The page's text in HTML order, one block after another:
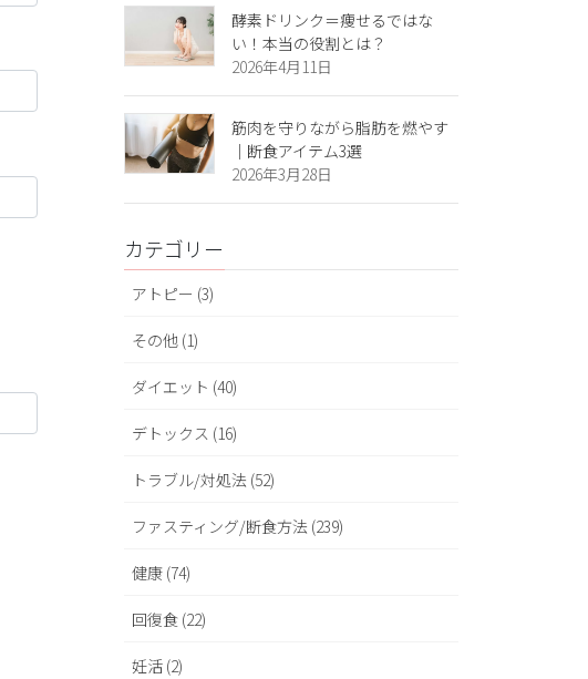
酵素ドリンク＝痩せるではな
い！本当の役割とは？
2026年4月11日
筋肉を守りながら脂肪を燃やす
｜断食アイテム3選
2026年3月28日
カテゴリー
アトピー (3)
その他 (1)
ダイエット (40)
デトックス (16)
トラブル/対処法 (52)
ファスティング/断食方法 (239)
健康 (74)
回復食 (22)
妊活 (2)